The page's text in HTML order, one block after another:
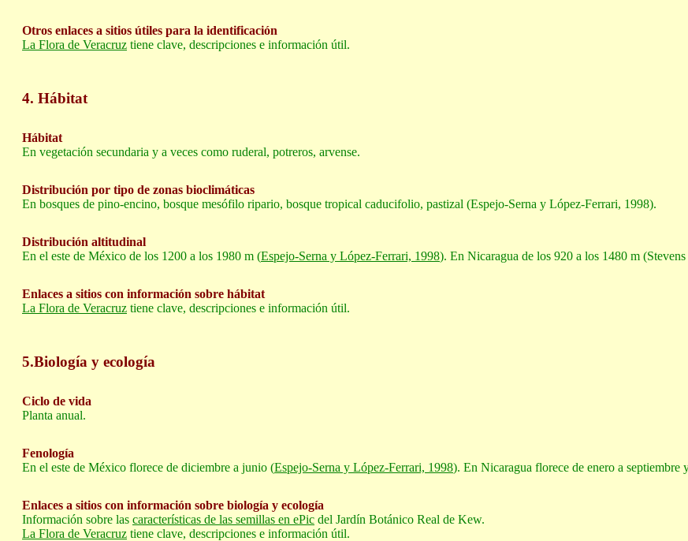
Otros enlaces a sitios útiles para la identificación
La Flora de Veracruz tiene clave, descripciones e información útil.
4. Hábitat
Hábitat
En vegetación secundaria y a veces como ruderal, potreros, arvense.
Distribución por tipo de zonas bioclimáticas
En bosques de pino-encino, bosque mesófilo ripario, bosque tropical caducifolio, pastizal (Espejo-Serna y López-Ferrari, 1998).
Distribución altitudinal
En el este de México de los 1200 a los 1980 m (Espejo-Serna y López-Ferrari, 1998). En Nicaragua de los 920 a los 1480 m (Stevens
Enlaces a sitios con información sobre hábitat
La Flora de Veracruz tiene clave, descripciones e información útil.
5.Biología y ecología
Ciclo de vida
Planta anual.
Fenología
En el este de México florece de diciembre a junio (Espejo-Serna y López-Ferrari, 1998). En Nicaragua florece de enero a septiembre
Enlaces a sitios con información sobre biología y ecología
Información sobre las características de las semillas en ePic del Jardín Botánico Real de Kew.
La Flora de Veracruz tiene clave, descripciones e información útil.